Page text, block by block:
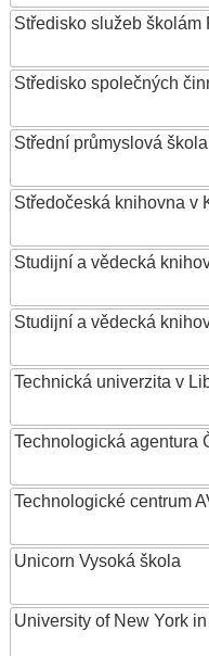
Středisko služeb školám
Středisko společných
Střední průmyslová
Středočeská knihovna v
Studijní a vědecká
Studijní a vědecká
Technická univerzita v
Technologická agentura
Technologické centrum
Unicorn Vysoká škola
University of New York